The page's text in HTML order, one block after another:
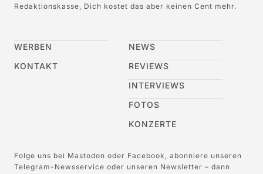
Redaktionskasse, Dich kostet das aber keinen Cent mehr.
WERBEN
KONTAKT
NEWS
REVIEWS
INTERVIEWS
FOTOS
KONZERTE
Folge uns bei Mastodon oder Facebook, abonniere unseren
Telegram-Newsservice oder unseren Newsletter – dann